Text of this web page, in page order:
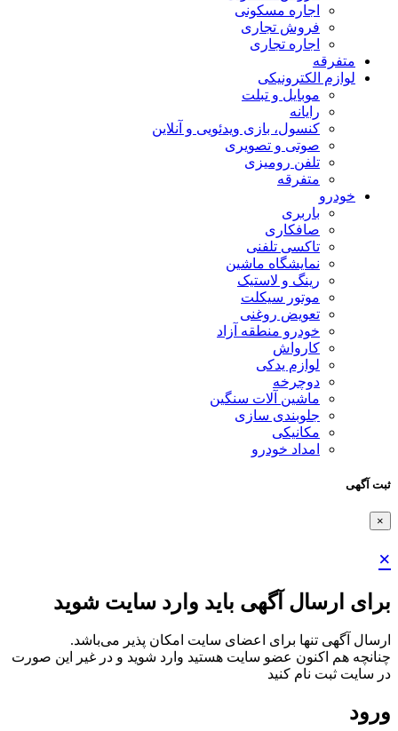
اجاره مسکونی
فروش تجاری
اجاره تجاری
متفرقه
لوازم الکترونیکی
موبایل و تبلت
رایانه
کنسول، بازی‌ ویدئویی و آنلاین
صوتی و تصویری
تلفن رومیزی
متفرقه
خودرو
باربری
صافکاری
تاکسی تلفنی
نمایشگاه ماشین
رینگ و لاستیک
موتور سیکلت
تعویض روغنی
خودرو منطقه آزاد
کارواش
لوازم یدکی
دوچرخه
ماشین آلات سنگین
جلوبندی سازی
مکانیکی
امداد خودرو
ثبت آگهی
×
×
برای ارسال آگهی باید وارد سایت شوید
ارسال آگهی تنها برای اعضای سایت امکان پذیر می‌باشد.
چنانچه هم‌ اکنون عضو سایت هستید وارد شوید و در غیر این صورت
در سایت ثبت نام کنید
ورود